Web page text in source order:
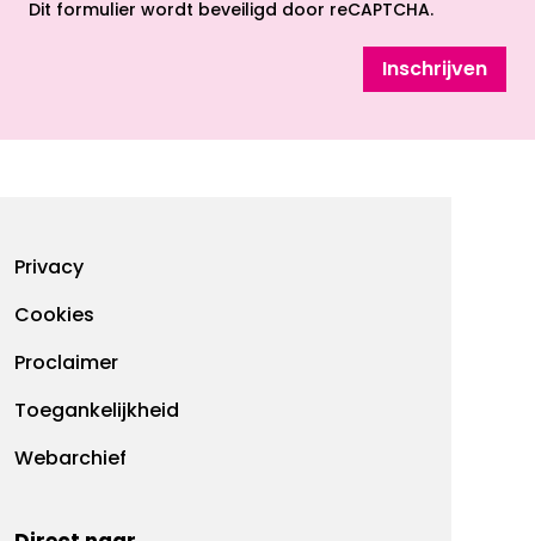
Dit formulier wordt beveiligd door reCAPTCHA.
Inschrijven
Footermenu
Privacy
Cookies
Proclaimer
Toegankelijkheid
Webarchief